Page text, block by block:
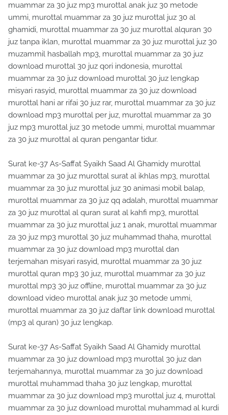
muammar za 30 juz mp3 murottal anak juz 30 metode
ummi, murottal muammar za 30 juz murottal juz 30 al
ghamidi, murottal muammar za 30 juz murottal alquran 30
juz tanpa iklan, murottal muammar za 30 juz murottal juz 30
muzammil hasballah mp3, murottal muammar za 30 juz
download murottal 30 juz qori indonesia, murottal
muammar za 30 juz download murottal 30 juz lengkap
misyari rasyid, murottal muammar za 30 juz download
murottal hani ar rifai 30 juz rar, murottal muammar za 30 juz
download mp3 murottal per juz, murottal muammar za 30
juz mp3 murottal juz 30 metode ummi, murottal muammar
za 30 juz murottal al quran pengantar tidur.
Surat ke-37 As-Saffat Syaikh Saad Al Ghamidy murottal
muammar za 30 juz murottal surat al ikhlas mp3, murottal
muammar za 30 juz murottal juz 30 animasi mobil balap,
murottal muammar za 30 juz qq adalah, murottal muammar
za 30 juz murottal al quran surat al kahfi mp3, murottal
muammar za 30 juz murottal juz 1 anak, murottal muammar
za 30 juz mp3 murottal 30 juz muhammad thaha, murottal
muammar za 30 juz download mp3 murottal dan
terjemahan misyari rasyid, murottal muammar za 30 juz
murottal quran mp3 30 juz, murottal muammar za 30 juz
murottal mp3 30 juz offline, murottal muammar za 30 juz
download video murottal anak juz 30 metode ummi,
murottal muammar za 30 juz daftar link download murottal
(mp3 al quran) 30 juz lengkap.
Surat ke-37 As-Saffat Syaikh Saad Al Ghamidy murottal
muammar za 30 juz download mp3 murottal 30 juz dan
terjemahannya, murottal muammar za 30 juz download
murottal muhammad thaha 30 juz lengkap, murottal
muammar za 30 juz download mp3 murottal juz 4, murottal
muammar za 30 juz download murottal muhammad al kurdi